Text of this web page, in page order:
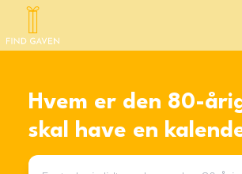
Hvem er den 80-
skal have en